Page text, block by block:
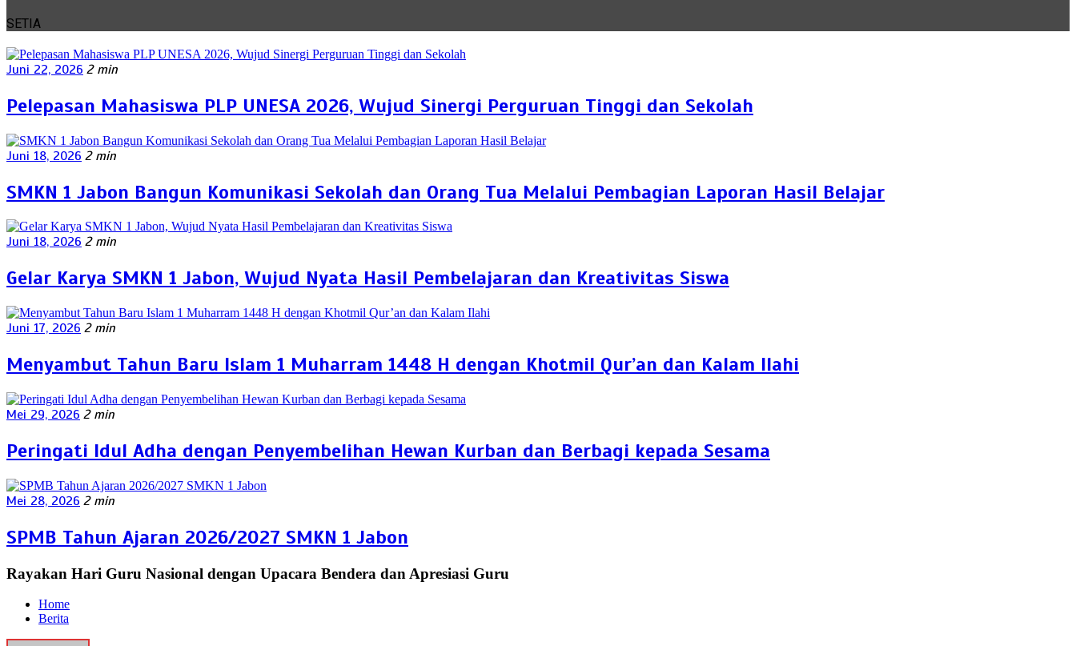
SETIA
Juni 22, 2026 2 min
Pelepasan Mahasiswa PLP UNESA 2026, Wujud Sinergi Perguruan Tinggi dan Sekolah
Juni 18, 2026 2 min
SMKN 1 Jabon Bangun Komunikasi Sekolah dan Orang Tua Melalui Pembagian Laporan Hasil Belajar
Juni 18, 2026 2 min
Gelar Karya SMKN 1 Jabon, Wujud Nyata Hasil Pembelajaran dan Kreativitas Siswa
Juni 17, 2026 2 min
Menyambut Tahun Baru Islam 1 Muharram 1448 H dengan Khotmil Qur’an dan Kalam Ilahi
Mei 29, 2026 2 min
Peringati Idul Adha dengan Penyembelihan Hewan Kurban dan Berbagi kepada Sesama
Mei 28, 2026 2 min
SPMB Tahun Ajaran 2026/2027 SMKN 1 Jabon
Rayakan Hari Guru Nasional dengan Upacara Bendera dan Apresiasi Guru
Home
Berita